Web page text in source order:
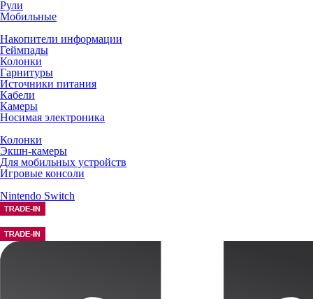
Рули
Мобильные
Накопители информации
Геймпады
Колонки
Гарнитуры
Источники питания
Кабели
Камеры
Носимая электроника
Колонки
Экшн-камеры
Для мобильных устройств
Игровые консоли
Nintendo Switch